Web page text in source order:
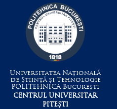
Universitatea Națională
de Știință și Tehnologie
POLITEHNICABucurești
CENTRUL UNIVERSITAR
PITEȘTI